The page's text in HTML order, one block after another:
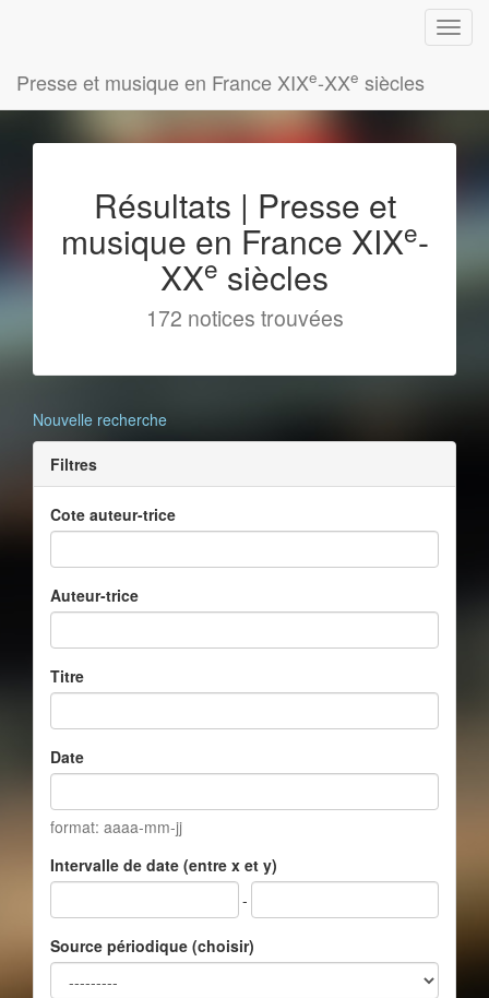
Presse et musique en France XIXe-XXe siècles
Résultats | Presse et
musique en France XIXe-
XXe siècles
172 notices trouvées
Nouvelle recherche
Filtres
Cote auteur-trice
Auteur-trice
Titre
Date
format: aaaa-mm-jj
Intervalle de date (entre x et y)
-
Source périodique (choisir)